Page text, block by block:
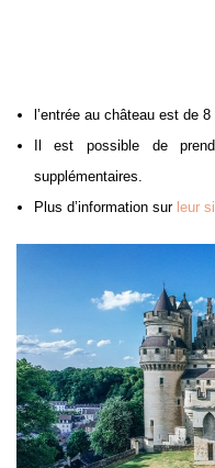
l’entrée au château est de
Il est possible de
supplémentaires.
Plus d’information sur leur